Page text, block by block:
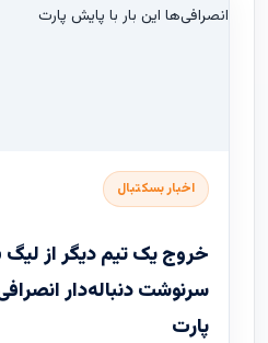
اخبار بسکتبال
خروج یک تیم دیگر از لیگ
سرنوشت دنباله‌دار
پارت